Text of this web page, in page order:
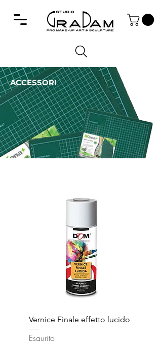
ACCESSORI
Vernice Finale effetto lucido
Esaurito